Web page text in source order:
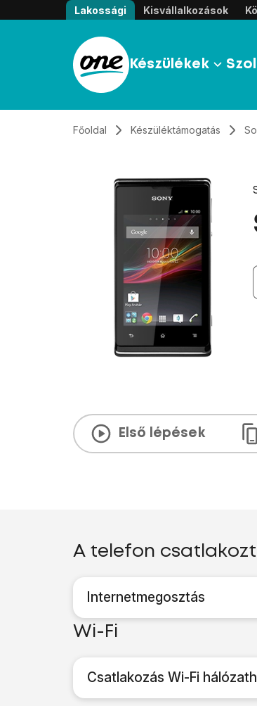
Átugrás, tovább a tartalomhoz
Lakossági Kisvállalkozások
Készülékek
Főoldal Készüléktámogatás
Első lépések
A telefon
Internetmegosztás
Wi-Fi
Csatlakozás Wi-Fi